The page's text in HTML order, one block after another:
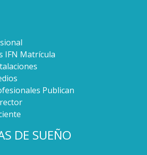
IFN Matrícula
Publican
DE SUEÑO